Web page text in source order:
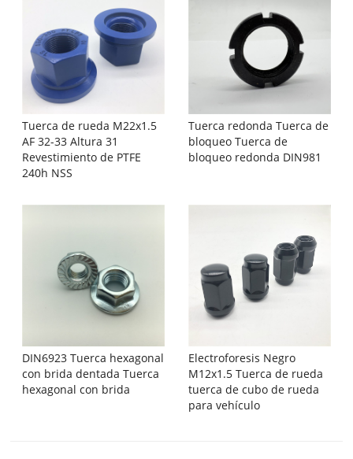
Tuerca de rueda M22x1.5
AF 32-33 Altura 31
Revestimiento de PTFE
240h NSS
Tuerca redonda Tuerca de
bloqueo Tuerca de
bloqueo redonda DIN981
DIN6923 Tuerca hexagonal
con brida dentada Tuerca
hexagonal con brida
Electroforesis Negro
M12x1.5 Tuerca de rueda
tuerca de cubo de rueda
para vehículo